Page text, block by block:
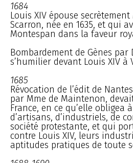
1684
Louis XIV épouse
Scarron, née en 1635, et qui
Montespan dans la faveur
Bombardement de Gènes
s’humilier devant Louis XIV à
1685
Révocation de l’édit de
par Mme de Maintenon,
France, en ce qu’elle obligea
d’artisans, d’industriels, de
société protestante, et qui
contre Louis XIV, leurs
aptitudes pratiques de toute